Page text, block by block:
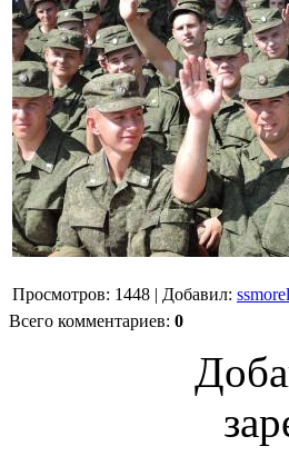
Просмотров: 1448 | Добавил: ssmorel
Всего комментариев: 0